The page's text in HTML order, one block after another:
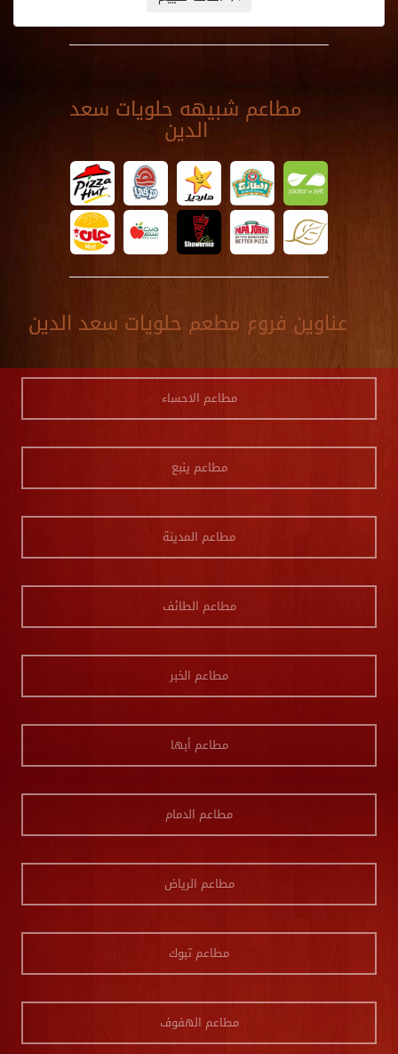
مطاعم شبيهه حلويات سعد
الدين
عناوين فروع مطعم حلويات سعد الدين
مطاعم الاحساء
مطاعم ينبع
مطاعم المدينة
مطاعم الطائف
مطاعم الخبر
مطاعم أبها
مطاعم الدمام
مطاعم الرياض
مطاعم تبوك
مطاعم الهفوف